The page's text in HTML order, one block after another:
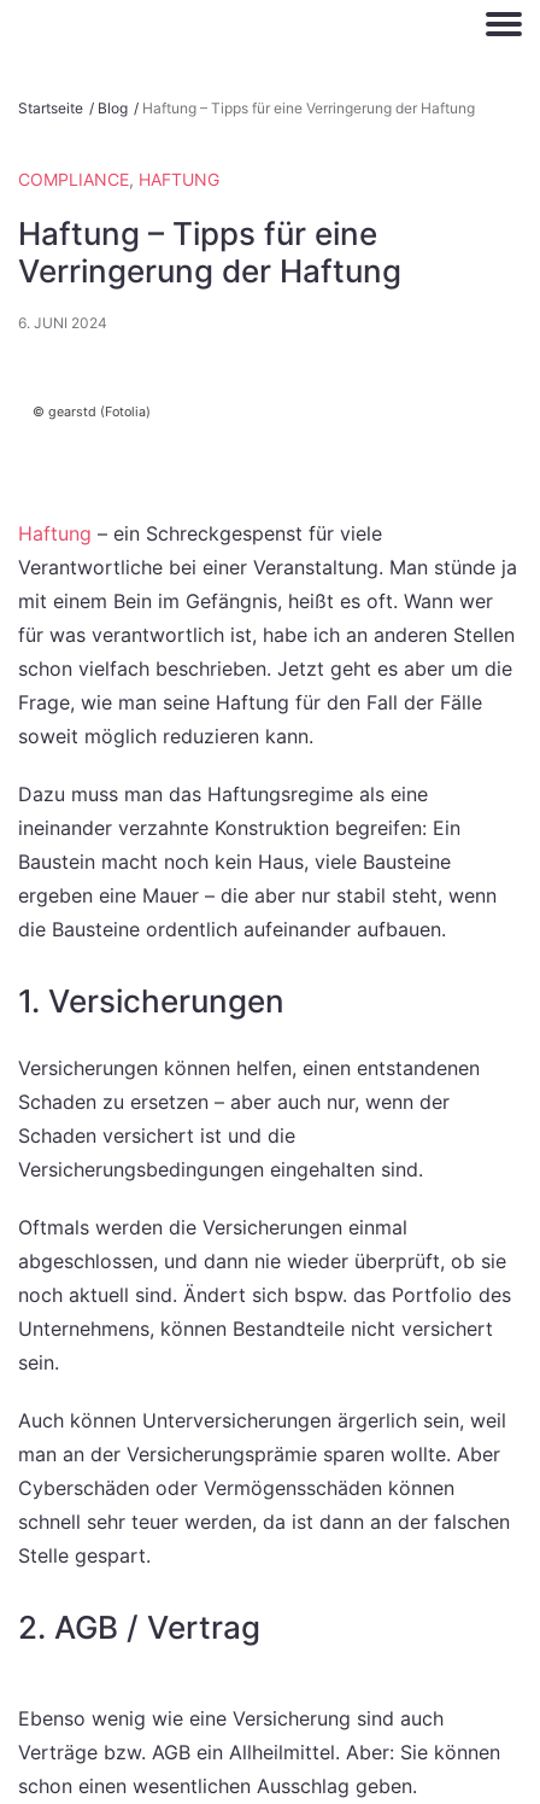
Startseite / Blog / Haftung – Tipps für eine Verringerung der Haftung
COMPLIANCE, HAFTUNG
Haftung – Tipps für eine
Verringerung der Haftung
6. JUNI 2024
gearstd (Fotolia)
Haftung – ein Schreckgespenst für viele
Verantwortliche bei einer Veranstaltung. Man stünde ja
mit einem Bein im Gefängnis, heißt es oft. Wann wer
für was verantwortlich ist, habe ich an anderen Stellen
schon vielfach beschrieben. Jetzt geht es aber um die
Frage, wie man seine Haftung für den Fall der Fälle
soweit möglich reduzieren kann.
Dazu muss man das Haftungsregime als eine
ineinander verzahnte Konstruktion begreifen: Ein
Baustein macht noch kein Haus, viele Bausteine
ergeben eine Mauer – die aber nur stabil steht, wenn
die Bausteine ordentlich aufeinander aufbauen.
1. Versicherungen
Versicherungen können helfen, einen entstandenen
Schaden zu ersetzen – aber auch nur, wenn der
Schaden versichert ist und die
Versicherungsbedingungen eingehalten sind.
Oftmals werden die Versicherungen einmal
abgeschlossen, und dann nie wieder überprüft, ob sie
noch aktuell sind. Ändert sich bspw. das Portfolio des
Unternehmens, können Bestandteile nicht versichert
sein.
Auch können Unterversicherungen ärgerlich sein, weil
man an der Versicherungsprämie sparen wollte. Aber
Cyberschäden oder Vermögensschäden können
schnell sehr teuer werden, da ist dann an der falschen
Stelle gespart.
2. AGB / Vertrag
Ebenso wenig wie eine Versicherung sind auch
Verträge bzw. AGB ein Allheilmittel. Aber: Sie können
schon einen wesentlichen Ausschlag geben.